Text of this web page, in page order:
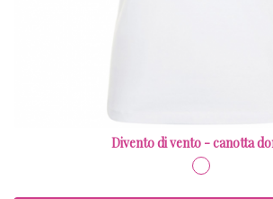
Divento di vento - canotta